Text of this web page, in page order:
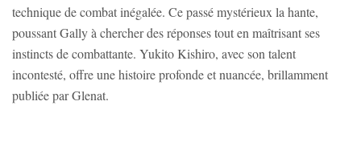
technique de combat inégalée. Ce passé mystérieux la hante,
poussant Gally à chercher des réponses tout en maîtrisant ses
instincts de combattante. Yukito Kishiro, avec son talent
incontesté, offre une histoire profonde et nuancée, brillamment
publiée par Glenat.